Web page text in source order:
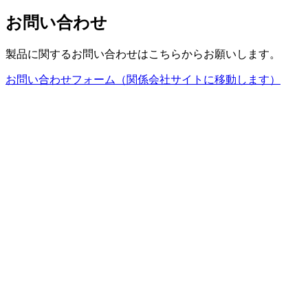
お問い合わせ
製品に関するお問い合わせはこちらからお願いします。
お問い合わせフォーム（関係会社サイトに移動します）